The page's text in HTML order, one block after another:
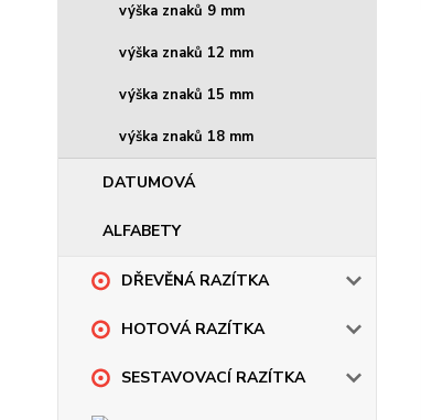
výška znaků 9 mm
výška znaků 12 mm
výška znaků 15 mm
výška znaků 18 mm
DATUMOVÁ
ALFABETY
DŘEVĚNÁ RAZÍTKA
HOTOVÁ RAZÍTKA
SESTAVOVACÍ RAZÍTKA